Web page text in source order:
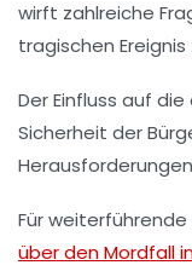
wirft zahlreiche
tragischen
Der Einfluss auf
Sicherheit der
Für
über den Mordfall